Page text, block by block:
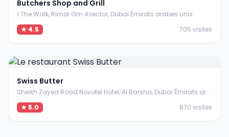
Butchers Shop and Grill
1 The Walk, Rimal Gm 4sector, Dubaï Émirats arabes unis
★ 4.5
705 visites
Swiss Butter
Sheikh Zayed Road Novotel Hotel, Al Barsha, Dubaï Émirats arabes unis
★ 5.0
870 visites